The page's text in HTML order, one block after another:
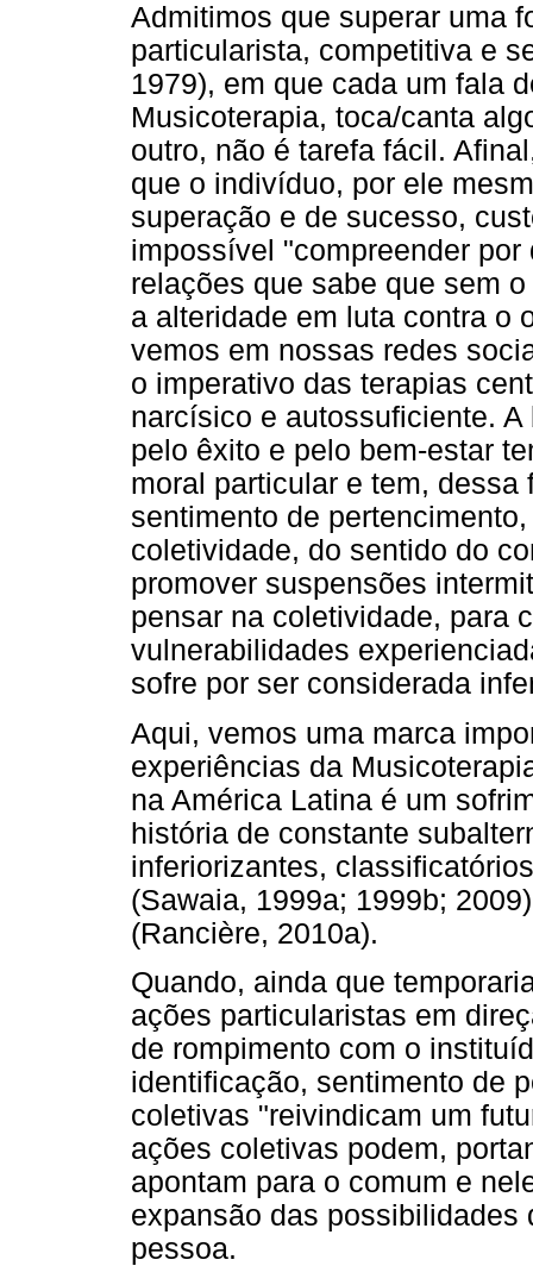
Admitimos que superar uma
particularista, competitiva e
1979), em que cada um fala
Musicoterapia, toca/canta
outro, não é tarefa fácil.
que o indivíduo, por ele
superação e de sucesso,
impossível "compreender
relações que sabe que sem
a alteridade em luta contra o
vemos em nossas redes
o imperativo das terapias
narcísico e autossuficiente.
pelo êxito e pelo bem-estar
moral particular e tem,
sentimento de
coletividade, do sentido do
promover suspensões
pensar na coletividade, para
vulnerabilidades
sofre por ser considerada
Aqui, vemos uma marca
experiências da
na América Latina é um
história de constante
inferiorizantes,
(Sawaia, 1999a; 1999b;
(Rancière, 2010a).
Quando, ainda que
ações particularistas em
de rompimento com o
identificação, sentimento de
coletivas "reivindicam um
ações coletivas podem,
apontam para o comum e
expansão das possibilidades
pessoa.